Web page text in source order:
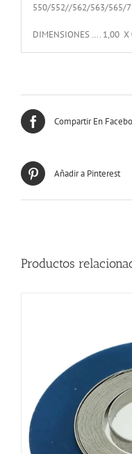
550/552//562/563/565/
DIMENSIONES …. 1,00
Compartir En
Añadir a Pinterest
Productos